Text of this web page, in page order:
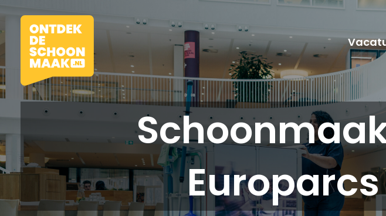
Vacatures
Beroepen
Werkomgevingen